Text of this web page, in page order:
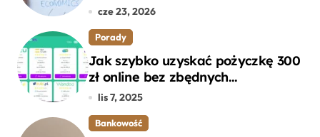
cze 23, 2026
Porady
Jak szybko uzyskać pożyczkę 300
zł online bez zbędnych
formalności?
lis 7, 2025
Bankowość